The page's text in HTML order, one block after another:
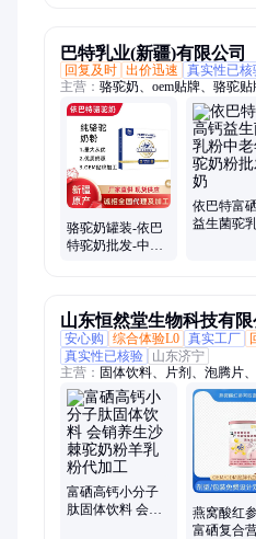
巴特乳业(新疆)有限公司
回复及时 出价迅速 真实性已核
主营： 骆驼奶、oem贴牌、骆驼
特骆驼奶粉、驼奶粉代理、驼奶
粉OEM、中老年驼奶粉、特色
乳粉、依巴特驼奶、乳粉出口招
驼乳粉价格、驼乳粉工厂、骆驼
乳粉、中老年驼奶、中老年骆驼奶
骆驼奶罐装-依巴
特驼奶批发-中老
依巴特富
益生菌驼
山东恒然堂生物科技有限
安心购
综合体验L0 真实工厂
真实性已核验
山东济宁
主营： 固体饮料、片剂、泡腾片
剂、颗粒、胶原蛋白肽、特殊膳
饮料、粉剂代加工、果蔬固体饮
酵素、白芸豆压片糖果、蓝莓叶
代加工、消字号加工
富硒高钙小分子
肽固体饮料 会销
燕窝酸红
富硒复合